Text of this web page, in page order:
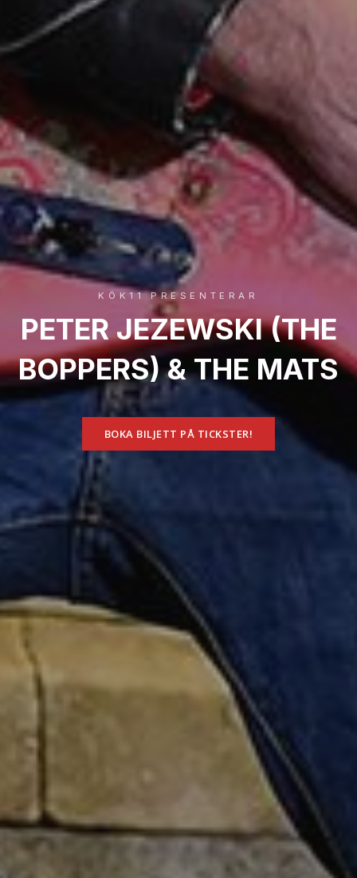
KÖK11 PRESENTERAR
PETER JEZEWSKI (THE
BOPPERS) & THE MATS
BOKA BILJETT PÅ TICKSTER!